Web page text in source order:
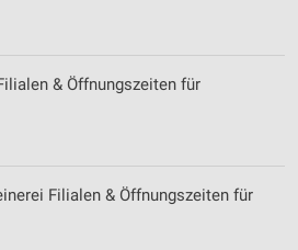
& Öffnungszeiten für
Filialen & Öffnungszeiten für